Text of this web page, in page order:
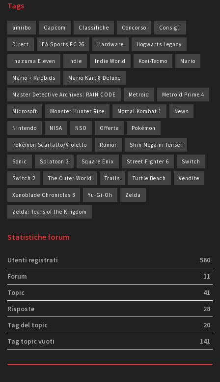
Tags
amiibo Capcom Classifiche Concorso Consigli
Direct EA Sports FC 26 Hardware Hogwarts Legacy
Inazuma Eleven Indie Indie World Koei-Tecmo Mario
Mario + Rabbids Mario Kart 8 Deluxe
Master Detective Archives: RAIN CODE Metroid Metroid Prime 4
Microsoft Monster Hunter Rise Mortal Kombat 1 News
Nintendo NISA NSO Offerte Pokémon
Pokémon Scarlatto/Violetto Rumor Shin Megami Tensei
Sonic Splatoon 3 Square Enix Street Fighter 6 Switch
Switch 2 The Outer World Trails Turtle Beach Vendite
Xenoblade Chronicles 3 Yu-Gi-Oh Zelda
Zelda: Tears of the Kingdom
Statistiche forum
Utenti registrati
560
Forum
11
Topic
41
Risposte
28
Tag del topic
20
Tag topic vuoti
141